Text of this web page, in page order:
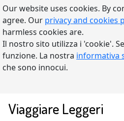
Our website uses cookies. By
agree. Our privacy and cookies
harmless cookies are.
Il nostro sito utilizza i 'cookie'.
funzione. La nostra informativa
che sono innocui.
Viaggiare Leggeri